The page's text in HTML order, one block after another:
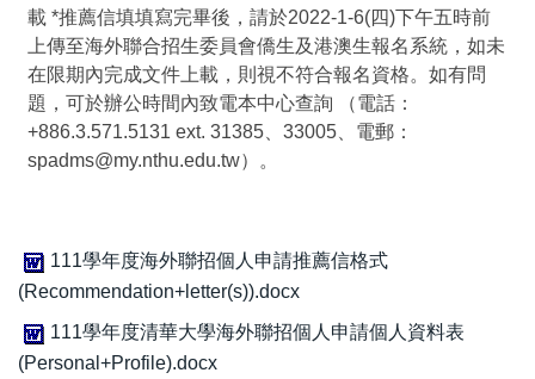
載 *推薦信填填寫完畢後，請於2022-1-6(四)下午五時前
上傳至海外聯合招生委員會僑生及港澳生報名系統，如未
在限期內完成文件上載，則視不符合報名資格。如有問
題，可於辦公時間內致電本中心查詢 （電話：
+886.3.571.5131 ext. 31385、33005、電郵：
spadms@my.nthu.edu.tw）。
111學年度海外聯招個人申請推薦信格式
(Recommendation+letter(s)).docx
111學年度清華大學海外聯招個人申請個人資料表
(Personal+Profile).docx